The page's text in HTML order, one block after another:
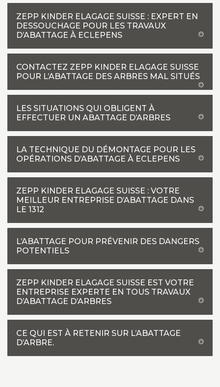
ZEPP KINDER ELAGAGE SUISSE : EXPERT EN
DESSOUCHAGE POUR LES TRAVAUX
D’ABATTAGE À ECLEPENS
CONTACTEZ ZEPP KINDER ELAGAGE SUISSE
POUR L’ABATTAGE DES ARBRES MAL SITUÉS
LES SITUATIONS QUI OBLIGENT À
EFFECTUER UN ABATTAGE D’ARBRES
LA TECHNIQUE DU DÉMONTAGE POUR LES
OPÉRATIONS D’ABATTAGE À ECLEPENS
ZEPP KINDER ELAGAGE SUISSE : VOTRE
MEILLEUR ENTREPRISE D’ABATTAGE DANS
LE 1312
L’ABATTAGE POUR PRÉVENIR DES DANGERS
POTENTIELS
ZEPP KINDER ELAGAGE SUISSE EST VOTRE
ENTREPRISE EXPERTE EN TOUS TRAVAUX
D’ABATTAGE D’ARBRES
CE QUI EST À RETENIR SUR L’ABATTAGE
D’ARBRE.